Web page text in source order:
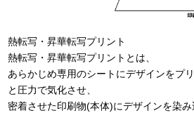
熱転写・昇華転写プリント
熱転写・昇華転写プリントとは、
あらかじめ専用のシートにデザインをプ
と圧力で気化させ、
密着させた印刷物(本体)にデザインを染